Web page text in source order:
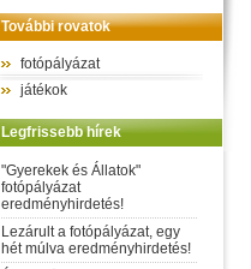
További rovatok
fotópályázat
játékok
Legfrissebb hírek
"Gyerekek és Állatok"
fotópályázat
eredményhirdetés!
Lezárult a fotópályázat, egy
hét múlva eredményhirdetés!